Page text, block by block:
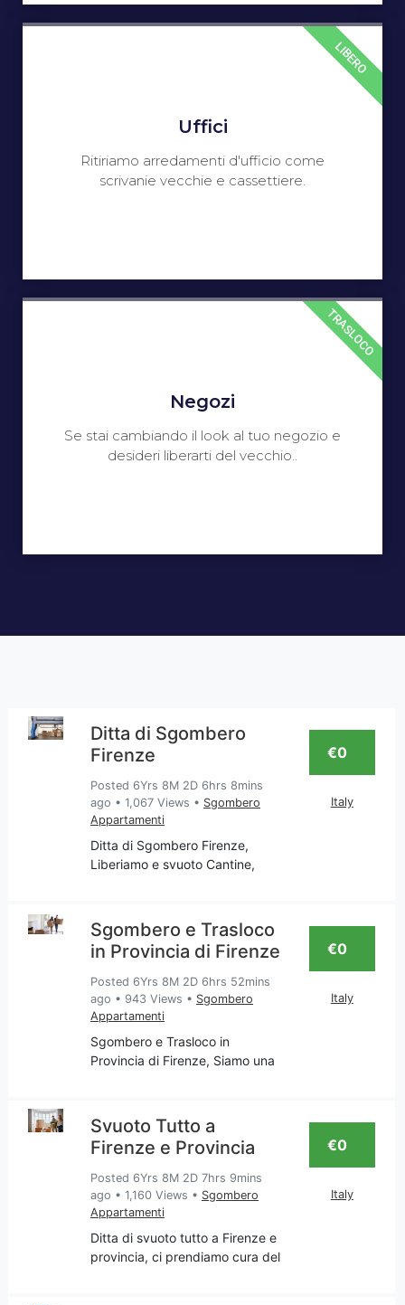
Uffici
Ritiriamo arredamenti d'ufficio come
scrivanie vecchie e cassettiere.
LIBERO
Negozi
Se stai cambiando il look al tuo negozio e
desideri liberarti del vecchio..
TRASLOCO
Ditta di Sgombero
Firenze
Posted 6Yrs 8M 2D 6hrs 8mins
ago • 1,067 Views • Sgombero
Appartamenti
Ditta di Sgombero Firenze,
Liberiamo e svuoto Cantine,
Falegnameria. La nostra
impresa è attenta al traslocare
tutto ciò che non ti
€0
Italy
Sgombero e Trasloco
in Provincia di Firenze
Posted 6Yrs 8M 2D 6hrs 52mins
ago • 943 Views • Sgombero
Appartamenti
Sgombero e Trasloco in
Provincia di Firenze, Siamo una
Appartamenti, Traslochi,
Imbiancatura; riparazione mobili
finestre, porte in legno
€0
Italy
Svuoto Tutto a
Firenze e Provincia
Posted 6Yrs 8M 2D 7hrs 9mins
ago • 1,160 Views • Sgombero
Appartamenti
Ditta di svuoto tutto a Firenze e
provincia, ci prendiamo cura del
€0
Italy